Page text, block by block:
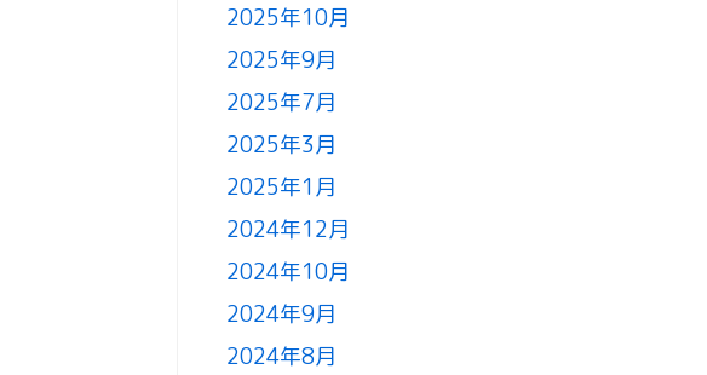
2025年10月
2025年9月
2025年7月
2025年3月
2025年1月
2024年12月
2024年10月
2024年9月
2024年8月